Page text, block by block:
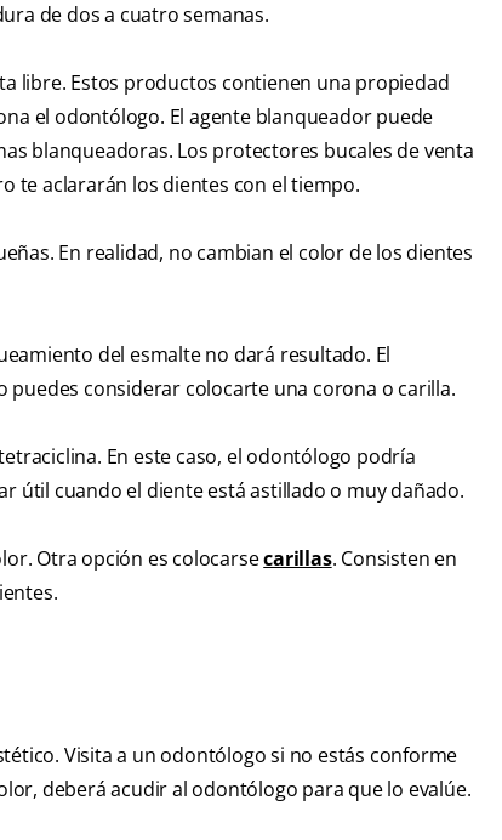
de dos a cuatro semanas.
libre. Estos productos contienen una propiedad
el odontólogo. El agente blanqueador puede
blanqueadoras. Los protectores bucales de venta
te aclararán los dientes con el tiempo.
En realidad, no cambian el color de los dientes
del esmalte no dará resultado. El
considerar colocarte una corona o carilla.
En este caso, el odontólogo podría
útil cuando el diente está astillado o muy dañado.
Otra opción es colocarsecarillas. Consisten en
Visita a un odontólogo si no estás conforme
deberá acudir al odontólogo para que lo evalúe.